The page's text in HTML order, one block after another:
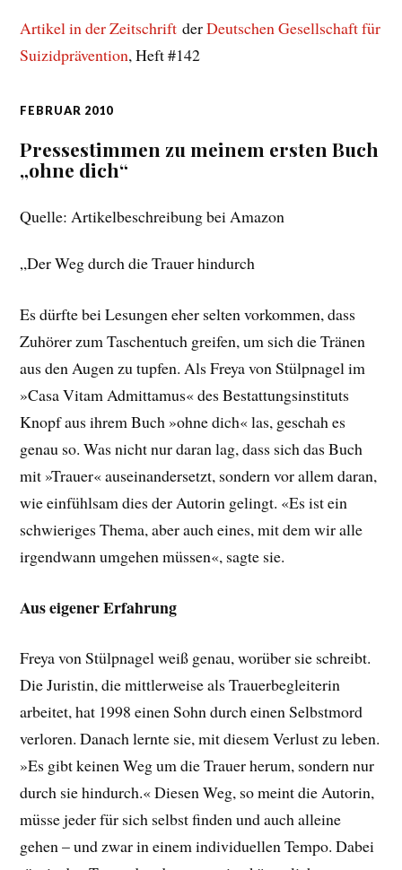
Artikel in der Zeitschrift derDeutschen Gesellschaft für
Suizidprävention, Heft #142
FEBRUAR 2010
Pressestimmen zu meinem ersten Buch
„ohne dich“
Quelle: Artikelbeschreibung bei Amazon
„Der Weg durch die Trauer hindurch
Es dürfte bei Lesungen eher selten vorkommen, dass
Zuhörer zum Taschentuch greifen, um sich die Tränen
aus den Augen zu tupfen. Als Freya von Stülpnagel im
»Casa Vitam Admittamus« des Bestattungsinstituts
Knopf aus ihrem Buch »ohne dich« las, geschah es
genau so. Was nicht nur daran lag, dass sich das Buch
mit »Trauer« auseinandersetzt, sondern vor allem daran,
wie einfühlsam dies der Autorin gelingt. «Es ist ein
schwieriges Thema, aber auch eines, mit dem wir alle
irgendwann umgehen müssen«, sagte sie.
Aus eigener Erfahrung
Freya von Stülpnagel weiß genau, worüber sie schreibt.
Die Juristin, die mittlerweise als Trauerbegleiterin
arbeitet, hat 1998 einen Sohn durch einen Selbstmord
verloren. Danach lernte sie, mit diesem Verlust zu leben.
»Es gibt keinen Weg um die Trauer herum, sondern nur
durch sie hindurch.« Diesen Weg, so meint die Autorin,
müsse jeder für sich selbst finden und auch alleine
gehen – und zwar in einem individuellen Tempo. Dabei